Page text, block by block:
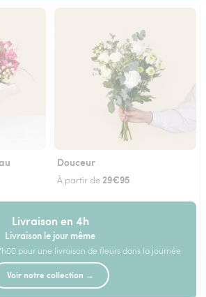
Douceur
À partir de29€95
Livraison en 4h
Livraison le jour même
pour une livraison de fleurs dans la journée
Voir notre collection →